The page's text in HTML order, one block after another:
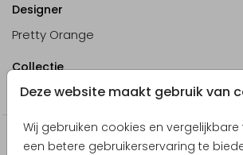
Deze website maakt gebruik van
Wij gebruiken cookies en
een betere gebruikerservaring te
Designer
Pretty Orange
Collectie
Communie
Producten die hierop lijken